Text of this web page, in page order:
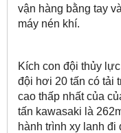
vận hàng bằng tay
máy nén khí.
Kích con đội thủy
đội hơi 20 tấn có tải
cao thấp nhất của
tấn kawasaki là
hành trình xy lanh